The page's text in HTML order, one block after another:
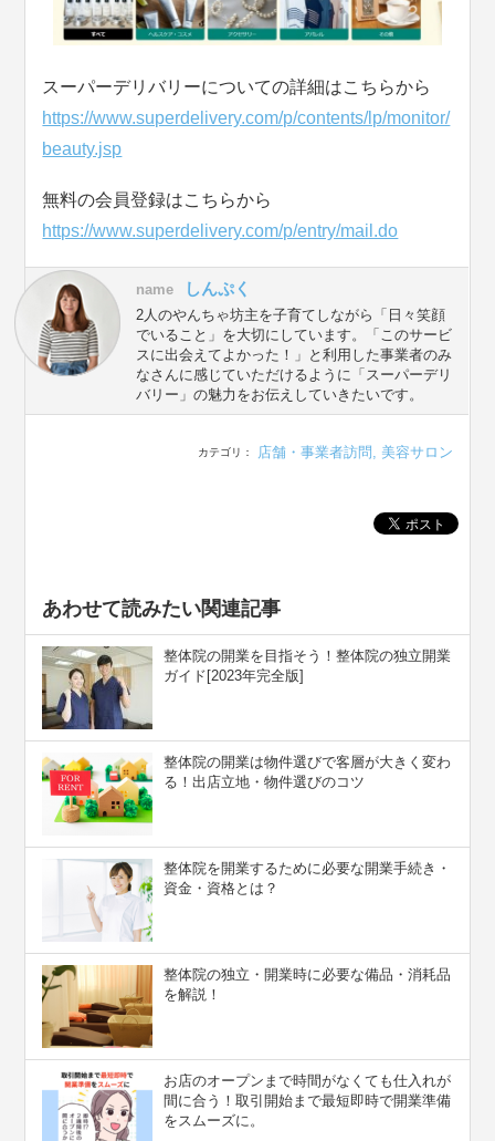
スーパーデリバリーについての詳細はこちらから
https://www.superdelivery.com/p/contents/lp/monitor/
beauty.jsp
無料の会員登録はこちらから
https://www.superdelivery.com/p/entry/mail.do
name しんぷく
2人のやんちゃ坊主を子育てしながら「日々笑顔
でいること」を大切にしています。「このサービ
スに出会えてよかった！」と利用した事業者のみ
なさんに感じていただけるように「スーパーデリ
バリー」の魅力をお伝えしていきたいです。
カテゴリ： 店舗・事業者訪問 , 美容サロン
あわせて読みたい関連記事
整体院の開業を目指そう！整体院の独立開業
ガイド[2023年完全版]
整体院の開業は物件選びで客層が大きく変わ
る！出店立地・物件選びのコツ
整体院を開業するために必要な開業手続き・
資金・資格とは？
整体院の独立・開業時に必要な備品・消耗品
を解説！
お店のオープンまで時間がなくても仕入れが
間に合う！取引開始まで最短即時で開業準備
をスムーズに。